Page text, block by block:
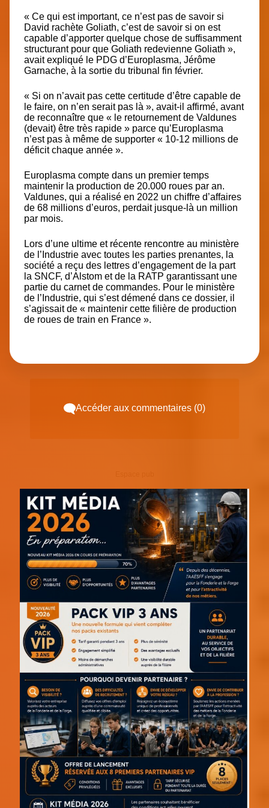
« Ce qui est important, ce n’est pas de savoir si
David rachète Goliath, c’est de savoir si on est
capable d’apporter quelque chose de suffisamment
structurant pour que Goliath redevienne Goliath »,
avait expliqué le PDG d’Europlasma, Jérôme
Garnache, à la sortie du tribunal fin février.
« Si on n’avait pas cette certitude d’être capable de
le faire, on n’en serait pas là », avait-il affirmé, avant
de reconnaître que « le retournement de Valdunes
(devait) être très rapide » parce qu’Europlasma
n’est pas à même de supporter « 10-12 millions de
déficit chaque année ».
Europlasma compte dans un premier temps
maintenir la production de 20.000 roues par an.
Valdunes, qui a réalisé en 2022 un chiffre d’affaires
de 68 millions d’euros, perdait jusque-là un million
par mois.
Lors d’une ultime et récente rencontre au ministère
de l’Industrie avec toutes les parties prenantes, la
société a reçu des lettres d’engagement de la part
la SNCF, d’Alstom et de la RATP garantissant une
partie du carnet de commandes. Pour le ministère
de l’Industrie, qui s’est démené dans ce dossier, il
s’agissait de « maintenir cette filière de production
de roues de train en France ».
Accéder aux commentaires (0)